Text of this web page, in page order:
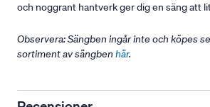
och noggrant hantverk ger dig en säng att
Observera: Sängben ingår inte och köpes
sortiment av sängben här.